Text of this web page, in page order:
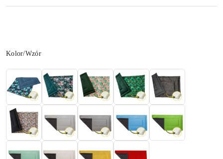
Wariant
Kolor/Wzór